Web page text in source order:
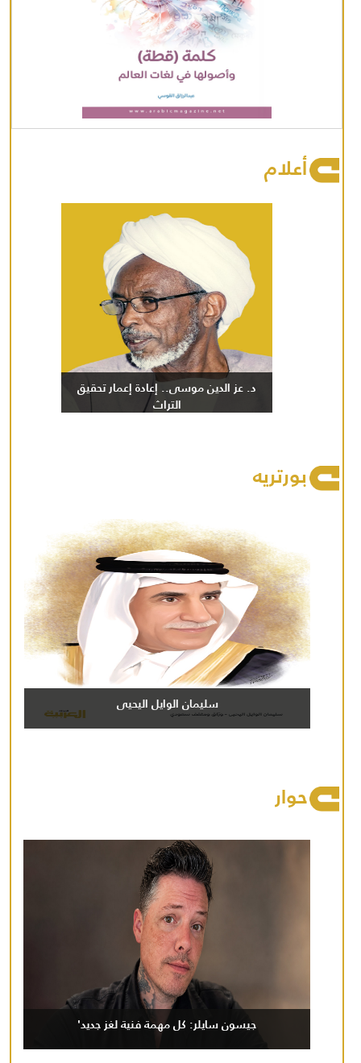
أعلام
د. عز الدين موسى.. إعادة إعمار تحقيق
التراث
بورتريه
سليمان الوايل اليحيى
حوار
جيسون سايلر: كل مهمة فنية لغز جديد'